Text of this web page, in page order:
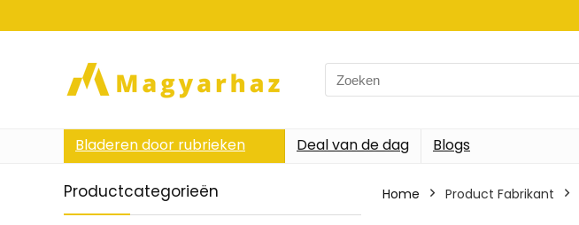
Search
for:
Bladeren door rubrieken Deal van de dag Blogs
Productcategorieën Home Product Fabrikant